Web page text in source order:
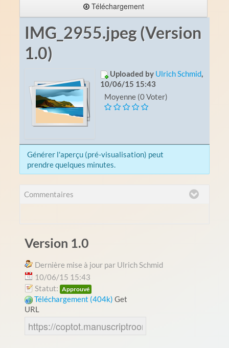
Téléchargement
IMG_2955.jpeg (Version
1.0)
Uploaded by Ulrich Schmid,
10/06/15 15:43
Moyenne (0 Voter)
Générer l'aperçu (pré-visualisation) peut
prendre quelques minutes.
Commentaires
Version 1.0
Dernière mise à jour par Ulrich Schmid
10/06/15 15:43
Statut: Approuvé
Téléchargement (404k) Get
URL